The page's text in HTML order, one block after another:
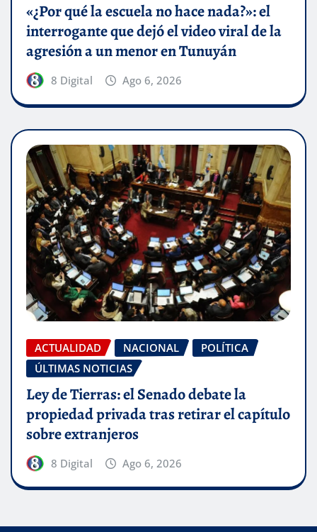
«¿Por qué la escuela no hace nada?»: el
interrogante que dejó el video viral de la
agresión a un menor en Tunuyán
8 Digital Ago 6, 2026
ACTUALIDAD NACIONAL
POLÍTICA
ÚLTIMAS NOTICIAS
Ley de Tierras: el Senado debate la
propiedad privada tras retirar el capítulo
sobre extranjeros
8 Digital Ago 6, 2026